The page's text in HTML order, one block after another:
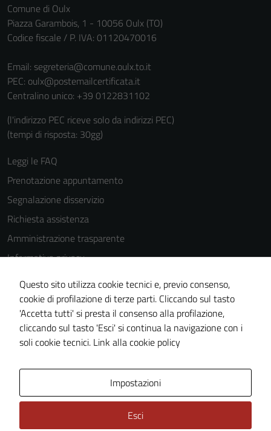
Comune di Oulx
Piazza Garambois, 1 - 10056 Oulx (TO)
Codice fiscale / P. IVA: 01120470016
Email: segreteria@comune.oulx.to.it
PEC: oulx@postemailcertificata.it
Centralino unico: +39 0122831102
(l'indirizzo PEC riceve solo da indirizzi PEC)
(tempi di risposta: 30gg)
Leggi le FAQ
Prenotazione appuntamento
Segnalazione disservizio
Richiesta assistenza
Amministrazione trasparente
Informativa privacy
Cookie Policy
Note legali
Dichiarazione di accessibilità
Piano di miglioramento del sito
Questo sito utilizza cookie tecnici e, previo consenso,
cookie di profilazione di terze parti. Cliccando sul tasto
'Accetta tutti' si presta il consenso alla profilazione,
cliccando sul tasto 'Esci' si continua la navigazione con i
soli cookie tecnici. Link alla cookie policy
Impostazioni
Esci
funzionamento